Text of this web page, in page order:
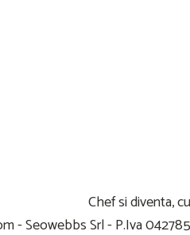
Chef si diventa,
- Seowebbs Srl - P.Iva